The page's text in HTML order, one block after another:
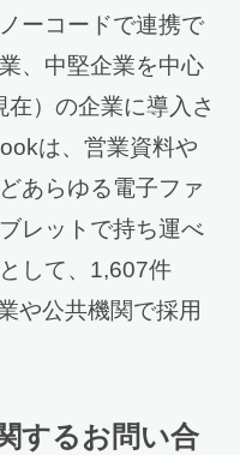
ーコードで連携で
、中堅企業を中心
）の企業に導入さ
は、営業資料や
あらゆる電子ファ
レットで持ち運べ
して、1,607件
や公共機関で採用
するお問い合